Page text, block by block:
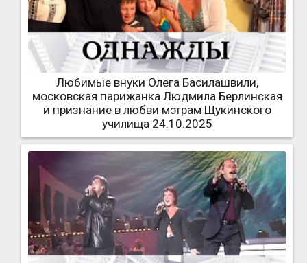
Любимые внуки Олега Басилашвили,
московская парижанка Людмила Берлинская
и признание в любви мэтрам Щукинского
училища 24.10.2025